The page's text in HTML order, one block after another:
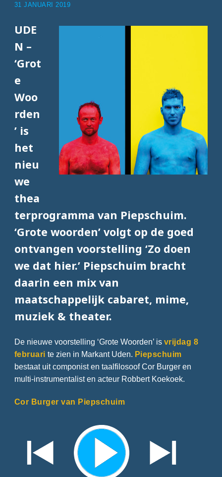
31 JANUARI 2019
UDE
N –
‘Grot
e
Woo
rden
’ is
het
nieu
we
thea
terprogramma van Piepschuim.
‘Grote woorden’ volgt op de goed
ontvangen voorstelling ‘Zo doen
we dat hier.’ Piepschuim bracht
daarin een mix van
maatschappelijk cabaret, mime,
muziek & theater.
De nieuwe voorstelling ‘Grote Woorden’ is vrijdag 8
februari te zien in Markant Uden. Piepschuim
bestaat uit componist en taalfilosoof Cor Burger en
multi-instrumentalist en acteur Robbert Koekoek.
Cor Burger van Piepschuim